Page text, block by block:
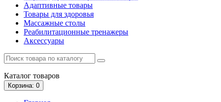
Адаптивные товары
Товары для здоровья
Массажные столы
Реабилитационные тренажеры
Аксессуары
Каталог товаров
Корзина: 0